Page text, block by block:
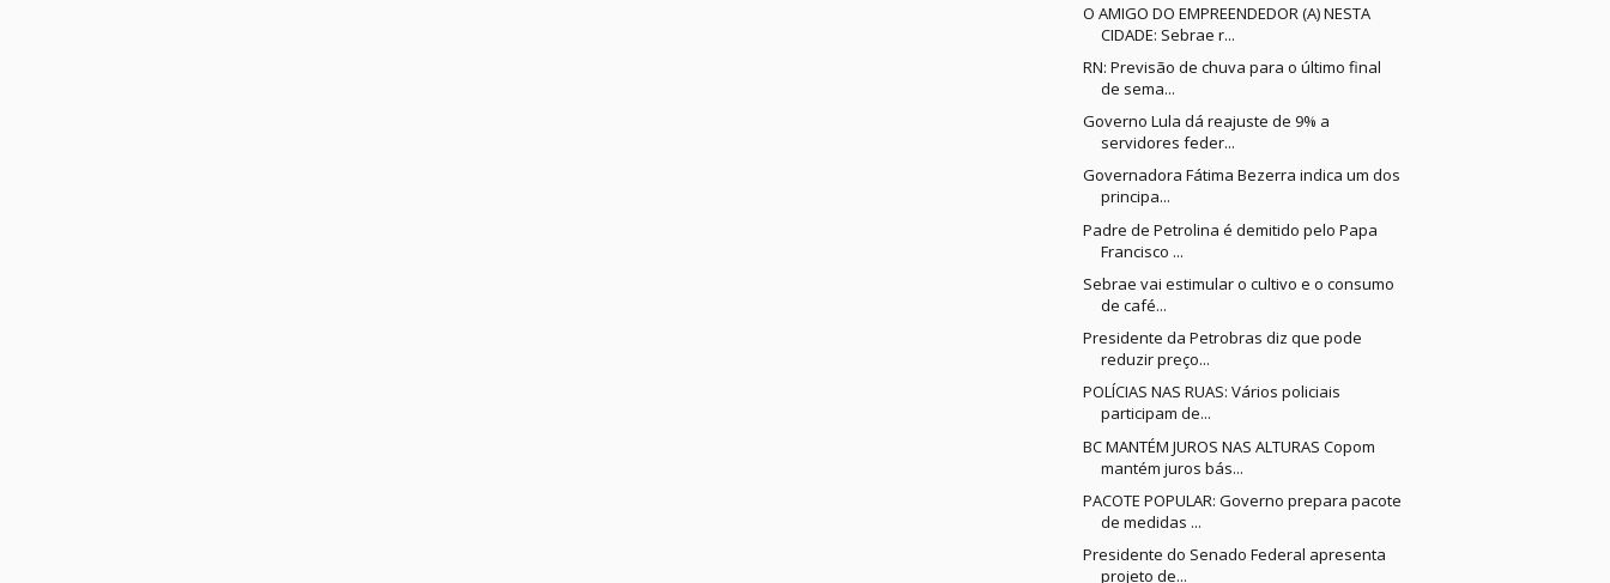
O AMIGO DO EMPREENDEDOR (A) NESTA
CIDADE: Sebrae r...
RN: Previsão de chuva para o último final
de sema...
Governo Lula dá reajuste de 9% a
servidores feder...
Governadora Fátima Bezerra indica um dos
principa...
Padre de Petrolina é demitido pelo Papa
Francisco ...
Sebrae vai estimular o cultivo e o consumo
de café...
Presidente da Petrobras diz que pode
reduzir preço...
POLÍCIAS NAS RUAS: Vários policiais
participam de...
BC MANTÉM JUROS NAS ALTURAS Copom
mantém juros bás...
PACOTE POPULAR: Governo prepara pacote
de medidas ...
Presidente do Senado Federal apresenta
projeto de...